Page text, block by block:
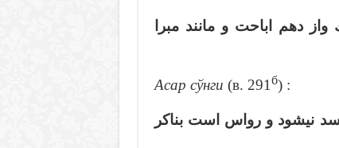
دهم اباحت و مانند مبرا
Асар сўнги (в. 291 б) :
نيشود و رواس است بناكر